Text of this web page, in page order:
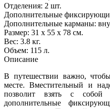
Отделения: 2 шт.
Дополнительные
Дополнительные карманы:
Размер: 31 х 55 х 78 см.
Вес: 3.8 кг.
Объем: 115 л.
Описание
В путешествии важно,
месте. Вместительный и
позволит взять с собой
дополнительные